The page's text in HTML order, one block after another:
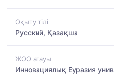
Оқыту тілі
Русский, Қазақша
ЖОО атауы
Инновациялық Еуразия